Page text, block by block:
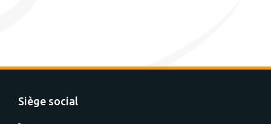
Siège social